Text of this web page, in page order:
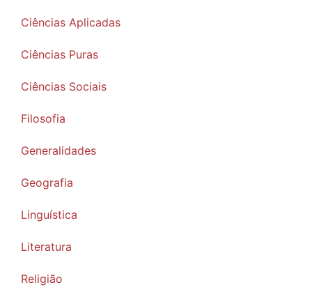
Ciências Aplicadas
Ciências Puras
Ciências Sociais
Filosofia
Generalidades
Geografia
Linguística
Literatura
Religião